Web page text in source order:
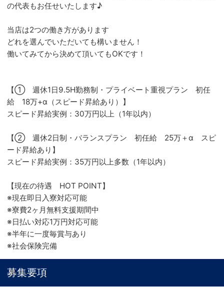
の代表もお任せいたします♪
当店は2つの働き方があります
どれを選んでいただいても構いません！
働いてみてから決めて頂いてもOKです！
【① 週休1日9.5H勤務制・プライベート重視プラン 初任
給 18万+α（スピード昇給あり）】
スピード昇給実例：30万円以上（1年以内）
【② 週休2日制・バランスプラン 初任給 25万＋α スピ
ード昇給あり】
スピード昇給実例：35万円以上多数（1年以内）
【現在の待遇 HOT POINT】
※現在即日入寮対応可能
※寮費2ヶ月無料支援期間中
※日払い対応1万円対応可能
※半年に一度毎賞与あり
※社会保険完備
募集要項